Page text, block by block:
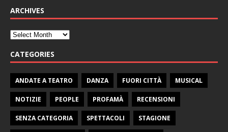
ARCHIVES
CATEGORIES
ANDATE A TEATRO DANZA FUORI CITTÀ MUSICAL
NOTIZIE PEOPLE PROFAMÀ RECENSIONI
SENZA CATEGORIA SPETTACOLI STAGIONE